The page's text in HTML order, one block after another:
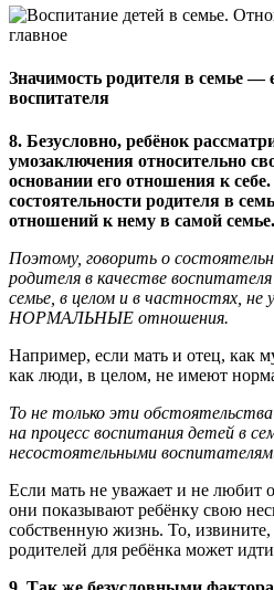
Значимость родителя в семье —
воспитателя
8. Безусловно, ребёнок
умозаключения относительно
основании его отношения к
состоятельности родителя в
отношений к нему в самой семье.
Поэтому, говорить о
родителя в качестве
семье, в целом и в частностях, не
НОРМАЛЬНЫЕ отношения.
Например, если мать и отец, как
как люди, в целом, не имеют
То не только эти
на процесс воспитания детей в
несостоятельными
Если мать не уважает и не любит
они показывают ребёнку свою
собственную жизнь. То, извините,
родителей для ребёнка может